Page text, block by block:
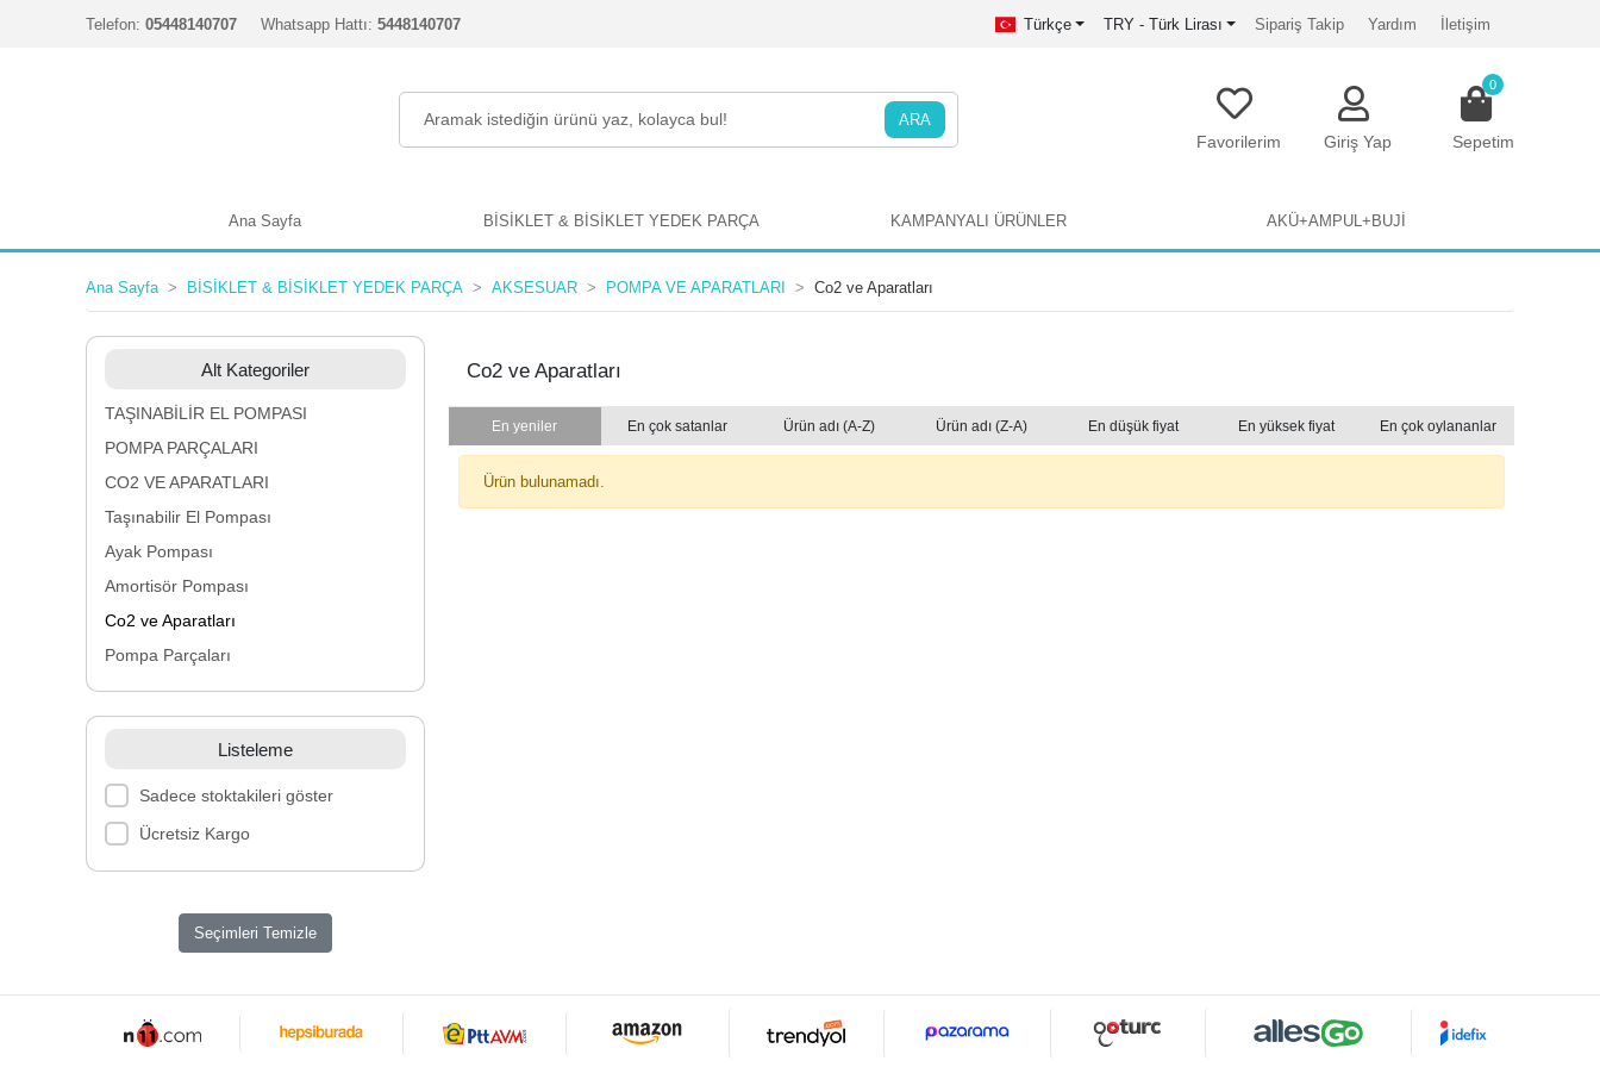
Telefon: 05448140707 Whatsapp Hattı: 5448140707 Türkçe TRY - Türk Lirası Sipariş Takip Yardım İletişim
ARA
Favorilerim Giriş Yap
0
Sepetim
Ana Sayfa BİSİKLET & BİSİKLET YEDEK PARÇA KAMPANYALI ÜRÜNLER AKÜ+AMPUL+BUJİ
Ana Sayfa BİSİKLET & BİSİKLET YEDEK PARÇA AKSESUAR POMPA VE APARATLARI Co2 ve Aparatları
Alt Kategoriler
TAŞINABİLİR EL POMPASI
POMPA PARÇALARI
CO2 VE APARATLARI
Taşınabilir El Pompası
Ayak Pompası
Amortisör Pompası
Co2 ve Aparatları
Pompa Parçaları
Listeleme
Sadece stoktakileri göster
Ücretsiz Kargo
Seçimleri Temizle
Co2 ve Aparatları
En yeniler En çok satanlar Ürün adı (A-Z) Ürün adı (Z-A) En düşük fiyat En yüksek fiyat En çok oylananlar
Ürün bulunamadı.